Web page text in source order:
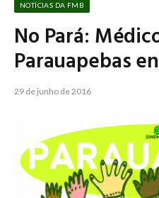
NOTÍCIAS DA FMB
No Pará:
Parauapebas
29 de junho de 2016